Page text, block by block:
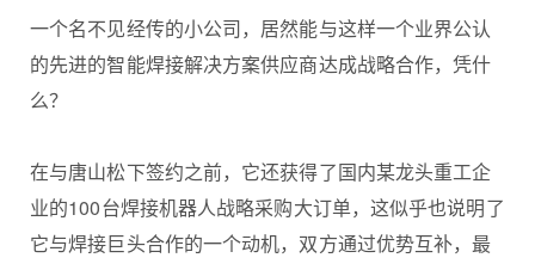
一个名不见经传的小公司，居然能与这样一个业界公认
的先进的智能焊接解决方案供应商达成战略合作，凭什
么？
在与唐山松下签约之前，它还获得了国内某龙头重工企
业的100台焊接机器人战略采购大订单，这似乎也说明了
它与焊接巨头合作的一个动机，双方通过优势互补，最